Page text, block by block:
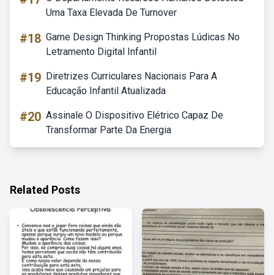
Uma Taxa Elevada De Turnover
#18 Game Design Thinking Propostas Lúdicas No
Letramento Digital Infantil
#19 Diretrizes Curriculares Nacionais Para A
Educação Infantil Atualizada
#20 Assinale O Dispositivo Elétrico Capaz De
Transformar Parte Da Energia
Related Posts